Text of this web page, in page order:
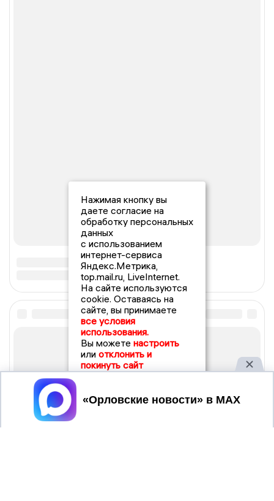
Нажимая кнопку вы
даете согласие на
обработку персональных
данных
с использованием
интернет-сервиса
Яндекс.Метрика,
top.mail.ru, LiveInternet.
На сайте используются
cookie. Оставаясь на
сайте, вы принимаете
все условия
использования.
Вы можете настроить
или отклонить и
покинуть сайт
Принять